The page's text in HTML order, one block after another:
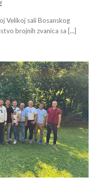
Velikoj sali Bosanskog
brojnih zvanica sa [...]